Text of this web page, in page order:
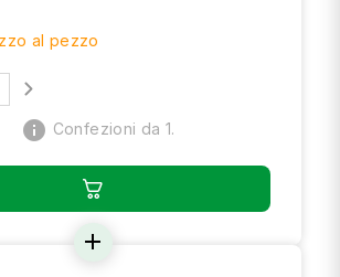
al pezzo
info Confezioni da 1.
add